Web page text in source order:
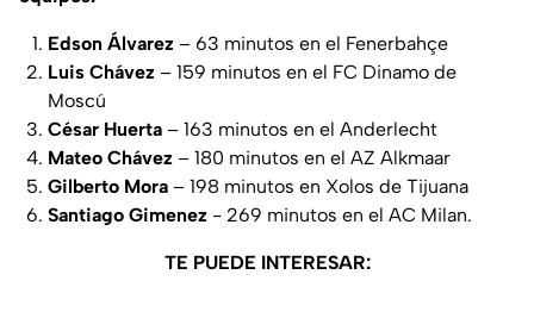
Edson Álvarez – 63 minutos en el Fenerbahçe
Luis Chávez – 159 minutos en el FC Dinamo de
Moscú
César Huerta – 163 minutos en el Anderlecht
Mateo Chávez – 180 minutos en el AZ Alkmaar
Gilberto Mora – 198 minutos en Xolos de Tijuana
Santiago Gimenez - 269 minutos en el AC Milan.
TE PUEDE INTERESAR: